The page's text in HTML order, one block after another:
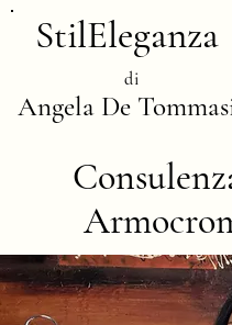
StilEleganza
di
Angela De